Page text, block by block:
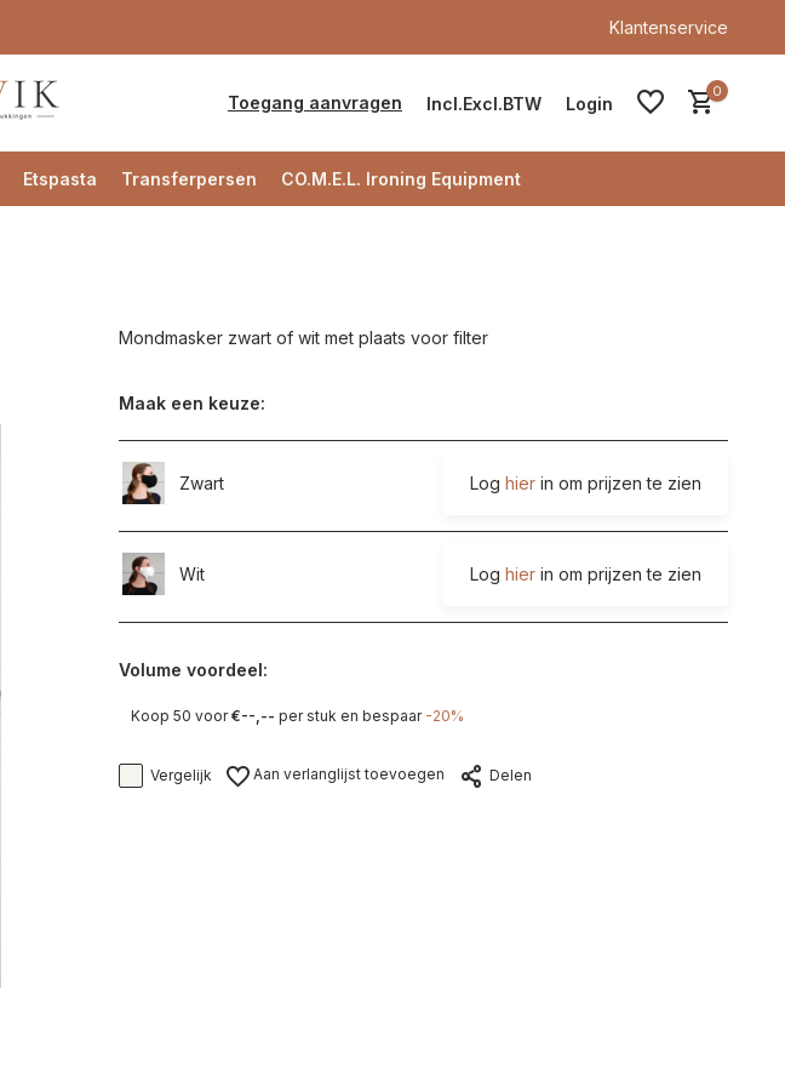
Klantenservice
Toegang aanvragen Incl.Excl.BTW Login
0
Etspasta Transferpersen CO.M.E.L. Ironing Equipment
Mondmasker zwart of wit met plaats voor filter
Maak een keuze:
Zwart Log hierin om prijzen te zien
Wit Log hierin om prijzen te zien
Volume voordeel:
Koop 50 voor€--,-- per stuk en bespaar -20%
Vergelijk Aan verlanglijst toevoegen Delen